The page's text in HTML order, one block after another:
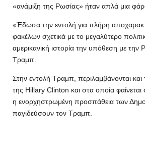
«ανάμιξη της Ρωσίας» ήταν απλά μια
«Έδωσα την εντολή για πλήρη
φακέλων σχετικά με το μεγαλύτερο
αμερικανική ιστορία την υπόθεση με την
Τραμπ.
Στην εντολή Τραμπ, περιλαμβάνονται
της Hillary Clinton και στα οποία
η ενορχηστρωμένη προσπάθεια των
παγιδεύσουν τον Τραμπ.